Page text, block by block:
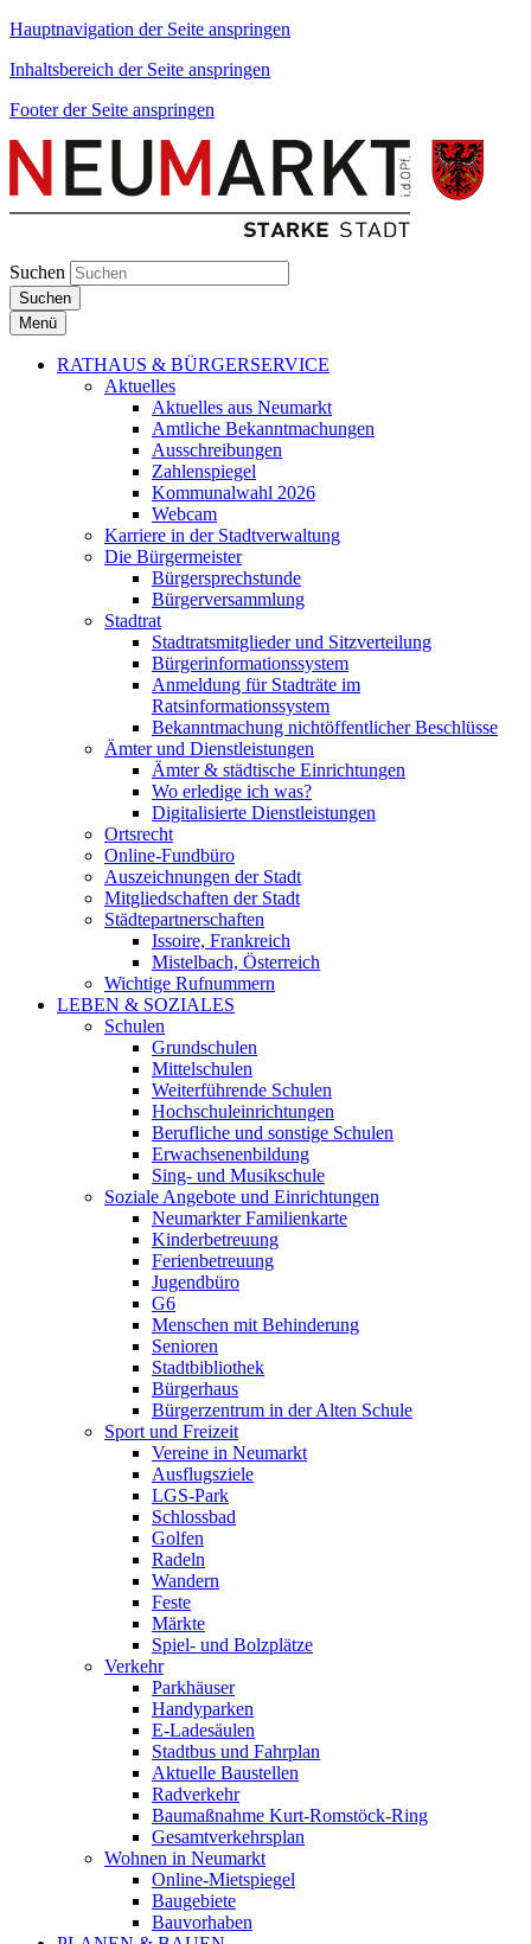
Hauptnavigation der Seite anspringen
Inhaltsbereich der Seite anspringen
Footer der Seite anspringen
Suchen
Suchen
Menü
RATHAUS & BÜRGERSERVICE
Aktuelles
Aktuelles aus Neumarkt
Amtliche Bekanntmachungen
Ausschreibungen
Zahlenspiegel
Kommunalwahl 2026
Webcam
Karriere in der Stadtverwaltung
Die Bürgermeister
Bürgersprechstunde
Bürgerversammlung
Stadtrat
Stadtratsmitglieder und Sitzverteilung
Bürgerinformationssystem
Anmeldung für Stadträte im
Ratsinformationssystem
Bekanntmachung nichtöffentlicher Beschlüsse
Ämter und Dienstleistungen
Ämter & städtische Einrichtungen
Wo erledige ich was?
Digitalisierte Dienstleistungen
Ortsrecht
Online-Fundbüro
Auszeichnungen der Stadt
Mitgliedschaften der Stadt
Städtepartnerschaften
Issoire, Frankreich
Mistelbach, Österreich
Wichtige Rufnummern
LEBEN & SOZIALES
Schulen
Grundschulen
Mittelschulen
Weiterführende Schulen
Hochschuleinrichtungen
Berufliche und sonstige Schulen
Erwachsenenbildung
Sing- und Musikschule
Soziale Angebote und Einrichtungen
Neumarkter Familienkarte
Kinderbetreuung
Ferienbetreuung
Jugendbüro
G6
Menschen mit Behinderung
Senioren
Stadtbibliothek
Bürgerhaus
Bürgerzentrum in der Alten Schule
Sport und Freizeit
Vereine in Neumarkt
Ausflugsziele
LGS-Park
Schlossbad
Golfen
Radeln
Wandern
Feste
Märkte
Spiel- und Bolzplätze
Verkehr
Parkhäuser
Handyparken
E-Ladesäulen
Stadtbus und Fahrplan
Aktuelle Baustellen
Radverkehr
Baumaßnahme Kurt-Romstöck-Ring
Gesamtverkehrsplan
Wohnen in Neumarkt
Online-Mietspiegel
Baugebiete
Bauvorhaben